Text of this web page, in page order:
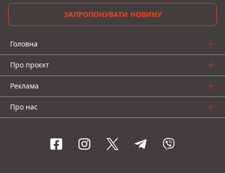
ЗАПРОПОНУВАТИ НОВИНУ
Головна
Про проєкт
Реклама
Про нас